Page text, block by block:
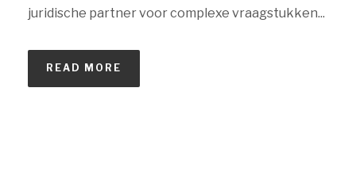
juridische partner voor complexe vraagstukken...
READ MORE